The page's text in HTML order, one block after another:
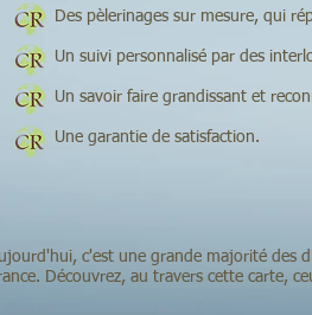
pèlerinages sur mesure, qui
suivi personnalisé par des
savoir faire grandissant et
garantie de satisfaction.
c'est une grande majorité des
Découvrez, au travers cette carte,